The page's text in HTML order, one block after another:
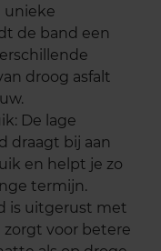
unieke
de band een
droog asfalt
De lage
draagt bij aan
en helpt je zo
termijn.
is uitgerust met
voor betere